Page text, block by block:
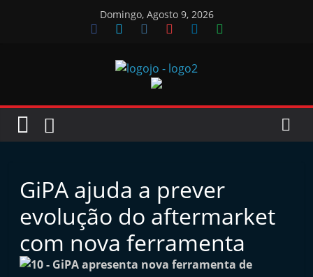
Domingo, Agosto 9, 2026
Jornal
Oficinas
o
r
n
GiPA ajuda a prever
evolução do aftermarket
com nova ferramenta